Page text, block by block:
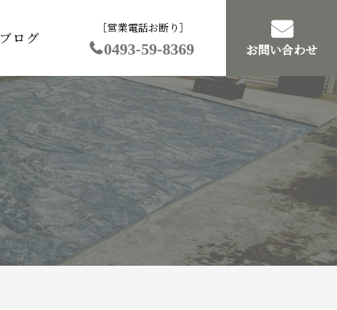
ブログ
［営業電話お断り］
0493-59-8369 お問い合わせ